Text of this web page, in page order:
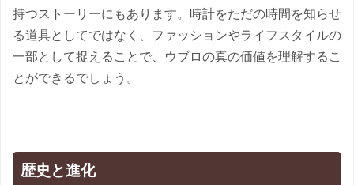
持つストーリーにもあります。時計をただの時間を知らせ
る道具としてではなく、ファッションやライフスタイルの
一部として捉えることで、ウブロの真の価値を理解するこ
とができるでしょう。
歴史と進化